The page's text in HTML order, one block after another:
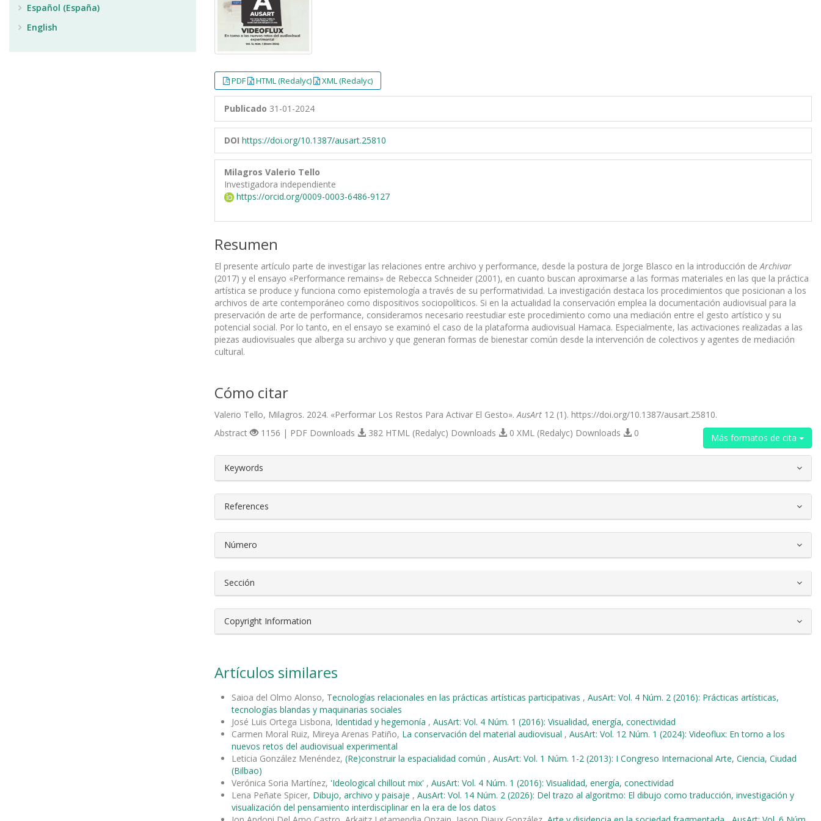
PDF HTML (Redalyc) XML (Redalyc)
Publicado 31-01-2024
DOI https://doi.org/10.1387/ausart.25810
Milagros Valerio Tello
Investigadora independiente
https://orcid.org/0009-0003-6486-9127
Resumen
El presente artículo parte de investigar las relaciones entre archivo y performance, desde la postura de Jorge Blasco en la introducción deArchivar
(2017) y el ensayo «Performance remains» de Rebecca Schneider (2001), en cuanto buscan aproximarse a las formas materiales en las que la práctica
artística se produce y funciona como epistemología a través de su performatividad. La investigación destaca los procedimientos que posicionan a los
archivos de arte contemporáneo como dispositivos sociopolíticos. Si en la actualidad la conservación emplea la documentación audiovisual para la
preservación de arte de performance, consideramos necesario reestudiar este procedimiento como una mediación entre el gesto artístico y su
potencial social. Por lo tanto, en el ensayo se examinó el caso de la plataforma audiovisual Hamaca. Especialmente, las activaciones realizadas a las
piezas audiovisuales que alberga su archivo y que generan formas de bienestar común desde la intervención de colectivos y agentes de mediación
cultural.
Cómo citar
Valerio Tello, Milagros. 2024. «Performar Los Restos Para Activar El Gesto».AusArt 12 (1). https://doi.org/10.1387/ausart.25810.
Más formatos de cita
Abstract 1156 | PDF Downloads 382 HTML (Redalyc) Downloads 0 XML (Redalyc) Downloads 0
##plugins.themes.bootstrap3.article.details##
Keywords
References
Número
Sección
Copyright Information
Artículos similares
Saioa del Olmo Alonso, Tecnologías relacionales en las prácticas artísticas participativas , AusArt: Vol. 4 Núm. 2 (2016): Prácticas artísticas,
tecnologías blandas y maquinarias sociales
José Luis Ortega Lisbona, Identidad y hegemonía , AusArt: Vol. 4 Núm. 1 (2016): Visualidad, energía, conectividad
Carmen Moral Ruiz, Mireya Arenas Patiño, La conservación del material audiovisual , AusArt: Vol. 12 Núm. 1 (2024): Videoflux: En torno a los
nuevos retos del audiovisual experimental
Leticia González Menéndez, (Re)construir la espacialidad común , AusArt: Vol. 1 Núm. 1-2 (2013): I Congreso Internacional Arte, Ciencia, Ciudad
(Bilbao)
Verónica Soria Martínez, 'Ideological chillout mix' , AusArt: Vol. 4 Núm. 1 (2016): Visualidad, energía, conectividad
Lena Peñate Spicer, Dibujo, archivo y paisaje , AusArt: Vol. 14 Núm. 2 (2026): Del trazo al algoritmo: El dibujo como traducción, investigación y
visualización del pensamiento interdisciplinar en la era de los datos
Español (España)
English